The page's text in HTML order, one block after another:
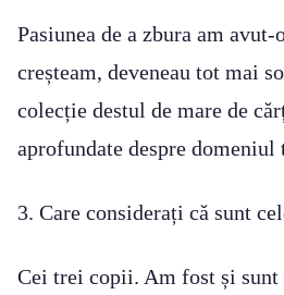
Pasiunea de a zbura am
creșteam, deveneau tot mai
colecție destul de mare de
aprofundate despre domeniul
3. Care considerați că sunt
Cei trei copii. Am fost și